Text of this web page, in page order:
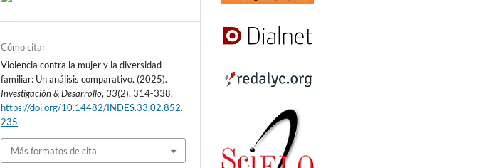
Cómo citar
Violencia contra la mujer y la diversidad
familiar: Un análisis comparativo. (2025).
Investigación & Desarrollo,33(2), 314-338.
https://doi.org/10.14482/INDES.33.02.852.
235
Más formatos de cita